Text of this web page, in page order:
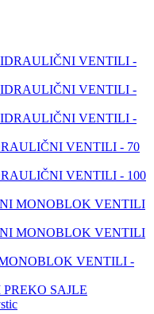
VENTILI -
VENTILI -
VENTILI -
VENTILI - 70
VENTILI - 100
MONOBLOK VENTILI
MONOBLOK VENTILI
VENTILI -
SAJLE